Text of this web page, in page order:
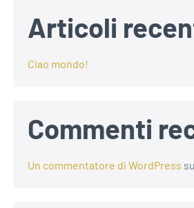
Articoli
Ciao mondo!
Commenti
Un commentatore di WordPress su